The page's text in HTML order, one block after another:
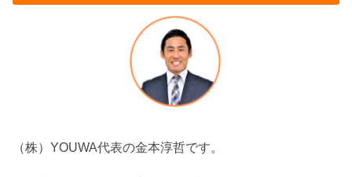
（株）YOUWA代表の金本淳哲です。